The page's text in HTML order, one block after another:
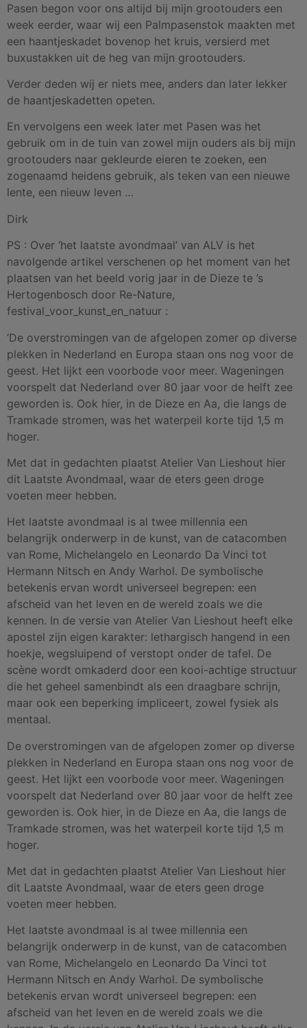
Pasen begon voor ons altijd bij mijn grootouders een
week eerder, waar wij een Palmpasenstok maakten met
een haantjeskadet bovenop het kruis, versierd met
buxustakken uit de heg van mijn grootouders.
Verder deden wij er niets mee, anders dan later lekker
de haantjeskadetten opeten.
En vervolgens een week later met Pasen was het
gebruik om in de tuin van zowel mijn ouders als bij mijn
grootouders naar gekleurde eieren te zoeken, een
zogenaamd heidens gebruik, als teken van een nieuwe
lente, een nieuw leven …
Dirk
PS : Over ‘het laatste avondmaal’ van ALV is het
navolgende artikel verschenen op het moment van het
plaatsen van het beeld vorig jaar in de Dieze te ’s
Hertogenbosch door Re-Nature,
festival_voor_kunst_en_natuur :
‘De overstromingen van de afgelopen zomer op diverse
plekken in Nederland en Europa staan ons nog voor de
geest. Het lijkt een voorbode voor meer. Wageningen
voorspelt dat Nederland over 80 jaar voor de helft zee
geworden is. Ook hier, in de Dieze en Aa, die langs de
Tramkade stromen, was het waterpeil korte tijd 1,5 m
hoger.
Met dat in gedachten plaatst Atelier Van Lieshout hier
dit Laatste Avondmaal, waar de eters geen droge
voeten meer hebben.
Het laatste avondmaal is al twee millennia een
belangrijk onderwerp in de kunst, van de catacomben
van Rome, Michelangelo en Leonardo Da Vinci tot
Hermann Nitsch en Andy Warhol. De symbolische
betekenis ervan wordt universeel begrepen: een
afscheid van het leven en de wereld zoals we die
kennen. In de versie van Atelier Van Lieshout heeft elke
apostel zijn eigen karakter: lethargisch hangend in een
hoekje, wegsluipend of verstopt onder de tafel. De
scène wordt omkaderd door een kooi-achtige structuur
die het geheel samenbindt als een draagbare schrijn,
maar ook een beperking impliceert, zowel fysiek als
mentaal.
De overstromingen van de afgelopen zomer op diverse
plekken in Nederland en Europa staan ons nog voor de
geest. Het lijkt een voorbode voor meer. Wageningen
voorspelt dat Nederland over 80 jaar voor de helft zee
geworden is. Ook hier, in de Dieze en Aa, die langs de
Tramkade stromen, was het waterpeil korte tijd 1,5 m
hoger.
Met dat in gedachten plaatst Atelier Van Lieshout hier
dit Laatste Avondmaal, waar de eters geen droge
voeten meer hebben.
Het laatste avondmaal is al twee millennia een
belangrijk onderwerp in de kunst, van de catacomben
van Rome, Michelangelo en Leonardo Da Vinci tot
Hermann Nitsch en Andy Warhol. De symbolische
betekenis ervan wordt universeel begrepen: een
afscheid van het leven en de wereld zoals we die